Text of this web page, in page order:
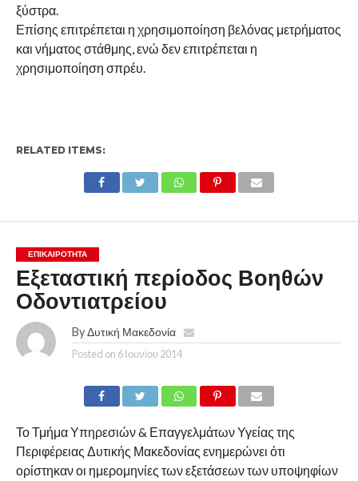
ξύστρα.
Επίσης επιτρέπεται η χρησιμοποίηση βελόνας μετρήματος
και νήματος στάθμης, ενώ δεν επιτρέπεται η
χρησιμοποίηση σπρέυ.
RELATED ITEMS:
ΕΠΙΚΑΙΡΟΤΗΤΑ
Εξεταστική περίοδος Βοηθών
Οδοντιατρείου
By Δυτική Μακεδονία
Posted on 6 Ιουνίου 2014
Το Τμήμα Υπηρεσιών & Επαγγελμάτων Υγείας της
Περιφέρειας Δυτικής Μακεδονίας ενημερώνει ότι
ορίστηκαν οι ημερομηνίες των εξετάσεων των υποψηφίων